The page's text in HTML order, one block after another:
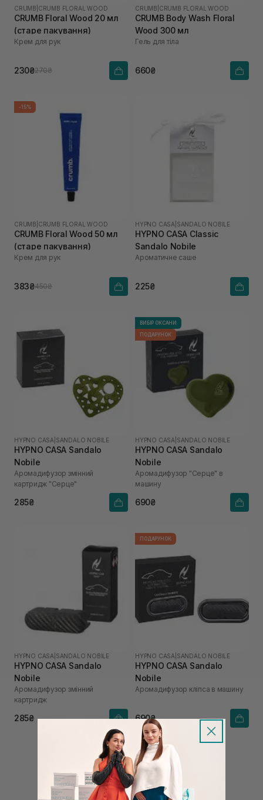
CRUMB CRUMB FLORAL WOOD
CRUMB Floral Wood 20 мл
(старе пакування)
Крем для рук
230₴270₴
CRUMB CRUMB FLORAL WOOD
CRUMB Body Wash Floral
Wood 300 мл
Гель для тіла
660₴
-15%
CRUMB CRUMB FLORAL WOOD
CRUMB Floral Wood 50 мл
(старе пакування)
Крем для рук
383₴450₴
HYPNO CASA SANDALO NOBILE
HYPNO CASA Classic
Sandalo Nobile
Ароматичне саше
225₴
HYPNO CASA SANDALO NOBILE
HYPNO CASA Sandalo
Nobile
Аромадифузор змінний
картридж "Серце"
285₴
ВИБІР ОКСАНИ
ПОДАРУНОК
HYPNO CASA SANDALO NOBILE
HYPNO CASA Sandalo
Nobile
Аромадифузор "Серце" в
машину
690₴
HYPNO CASA SANDALO NOBILE
HYPNO CASA Sandalo
Nobile
Аромадифузор змінний
картридж
285₴
ПОДАРУНОК
HYPNO CASA SANDALO NOBILE
HYPNO CASA Sandalo
Nobile
Аромадифузор кліпса в машину
690₴